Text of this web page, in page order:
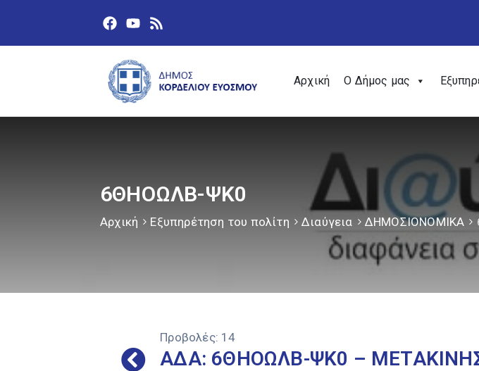
Αρχική Ο Δήμος μας
6ΘΗΟΩΛΒ-ΨΚ0
Αρχική Εξυπηρέτηση του πολίτη Διαύγεια ΔΗΜΟΣΙΟΝΟΜΙΚΑ
Προβολές: 14
ΑΔΑ: 6ΘΗΟΩΛΒ-ΨΚ0 –